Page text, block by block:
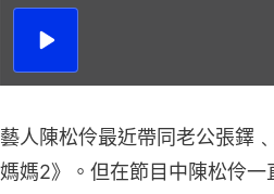
播
藝人陳松伶最近帶同老公張鐸
媽媽2》。但在節目中陳松伶